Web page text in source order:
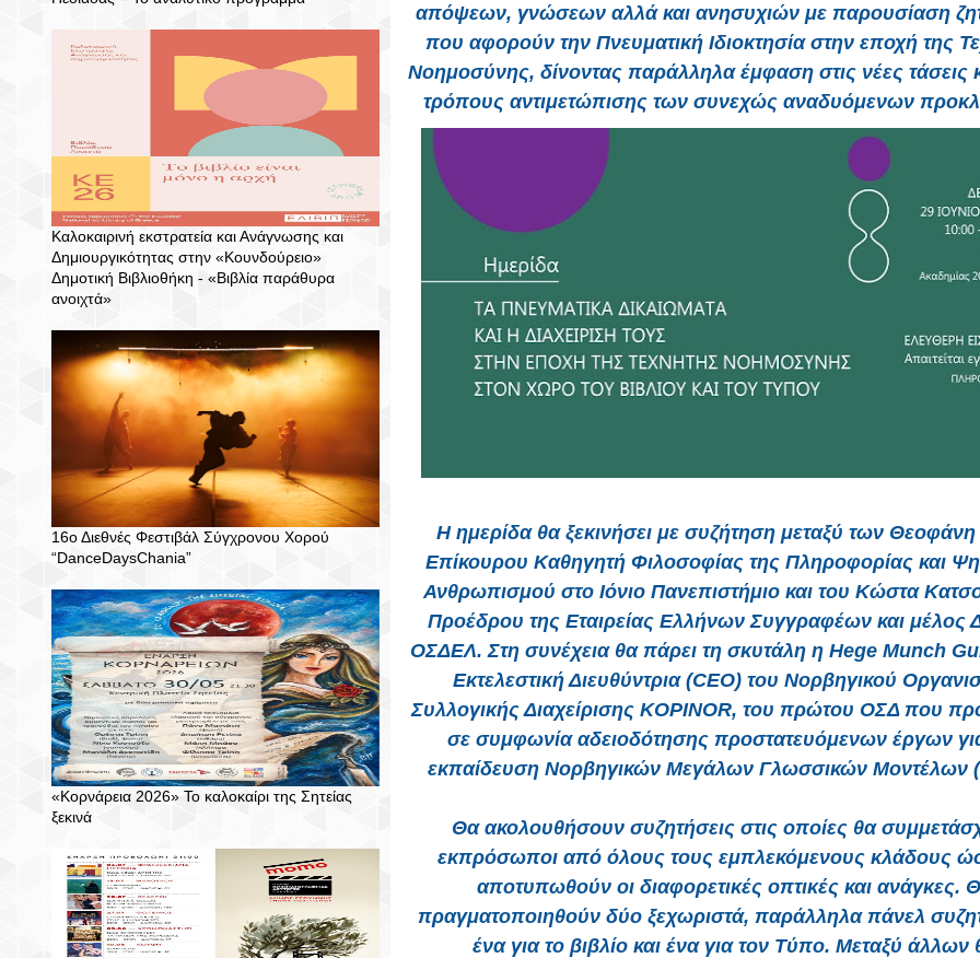
Καλοκαιρινή εκστρατεία και Ανάγνωσης και
Δημιουργικότητας στην «Κουνδούρειο»
Δημοτική Βιβλιοθήκη - «Βιβλία παράθυρα
ανοιχτά»
16ο Διεθνές Φεστιβάλ Σύγχρονου Χορού
“DanceDaysChania”
«Κορνάρεια 2026» Το καλοκαίρι της Σητείας
ξεκινά
απόψεων, γνώσεων αλλά και ανησυχιών με παρουσίαση
που αφορούν την Πνευματική Ιδιοκτησία στην εποχή της
Νοημοσύνης, δίνοντας παράλληλα έμφαση στις νέες τάσεις
τρόπους αντιμετώπισης των συνεχώς αναδυόμενων
Η ημερίδα θα ξεκινήσει με συζήτηση μεταξύ των
Επίκουρου Καθηγητή Φιλοσοφίας της Πληροφορίας και
Ανθρωπισμού στο Ιόνιο Πανεπιστήμιο και του Κώστα
Προέδρου της Εταιρείας Ελλήνων Συγγραφέων και μέλος
ΟΣΔΕΛ. Στη συνέχεια θα πάρει τη σκυτάλη η Hege Munch
Εκτελεστική Διευθύντρια (CEO) του Νορβηγικού
Συλλογικής Διαχείρισης KOPINOR, του πρώτου ΟΣΔ που
σε συμφωνία αδειοδότησης προστατευόμενων έργων
εκπαίδευση Νορβηγικών Μεγάλων Γλωσσικών Μοντέλων
Θα ακολουθήσουν συζητήσεις στις οποίες θα
εκπρόσωποι από όλους τους εμπλεκόμενους κλάδους
αποτυπωθούν οι διαφορετικές οπτικές και ανάγκες.
πραγματοποιηθούν δύο ξεχωριστά, παράλληλα πάνελ
ένα για το βιβλίο και ένα για τον Τύπο. Μεταξύ άλλων